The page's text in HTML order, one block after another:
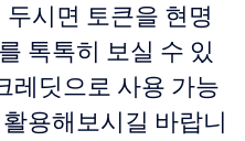
시면 토큰을 현명
톡톡히 보실 수 있
레딧으로 사용 가능
용해보시길 바랍니